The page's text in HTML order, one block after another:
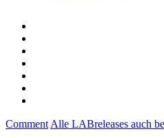
Comment Alle LABreleases auch